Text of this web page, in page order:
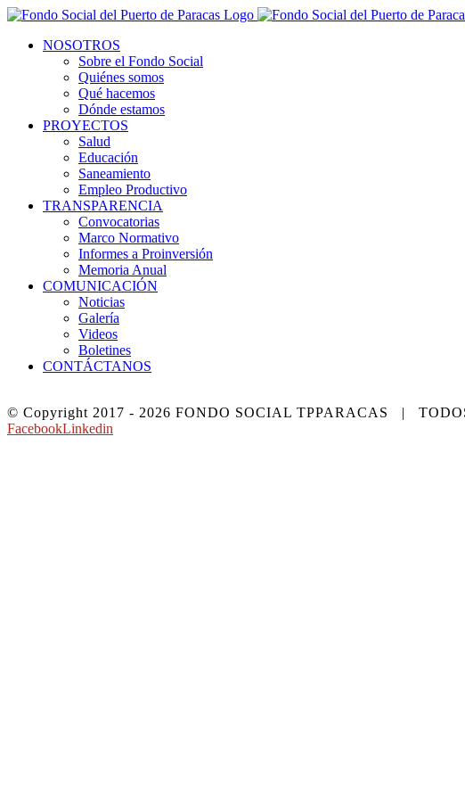
NOSOTROS
Sobre el Fondo Social
Quiénes somos
Qué hacemos
Dónde estamos
PROYECTOS
Salud
Educación
Saneamiento
Empleo Productivo
TRANSPARENCIA
Convocatorias
Marco Normativo
Informes a Proinversión
Memoria Anual
COMUNICACIÓN
Noticias
Galería
Videos
Boletines
CONTÁCTANOS
© Copyright 2017 - 2026 FONDO SOCIAL TPPARACAS |
FacebookLinkedin